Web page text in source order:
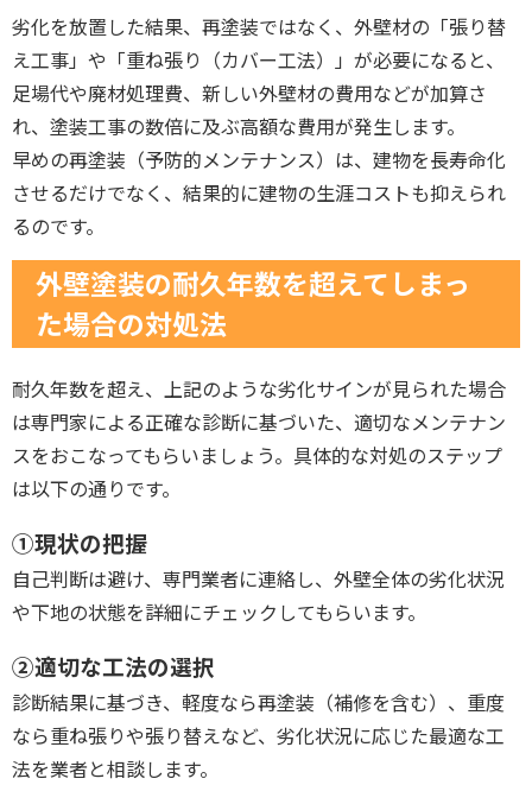
劣化を放置した結果、再塗装ではなく、外壁材の「張り替
え工事」や「重ね張り（カバー工法）」が必要になると、
足場代や廃材処理費、新しい外壁材の費用などが加算さ
れ、塗装工事の数倍に及ぶ高額な費用が発生します。
早めの再塗装（予防的メンテナンス）は、建物を長寿命化
させるだけでなく、結果的に建物の生涯コストも抑えられ
るのです。
外壁塗装の耐久年数を超えてしまっ
た場合の対処法
耐久年数を超え、上記のような劣化サインが見られた場合
は専門家による正確な診断に基づいた、適切なメンテナン
スをおこなってもらいましょう。具体的な対処のステップ
は以下の通りです。
①現状の把握
自己判断は避け、専門業者に連絡し、外壁全体の劣化状況
や下地の状態を詳細にチェックしてもらいます。
②適切な工法の選択
診断結果に基づき、軽度なら再塗装（補修を含む）、重度
なら重ね張りや張り替えなど、劣化状況に応じた最適な工
法を業者と相談します。